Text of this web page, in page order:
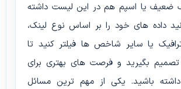
ضعیف یا اسپم هم در این لیست داشته
داده های خود را بر اساس نوع لینک،
ترافیک یا سایر شاخص ها فیلتر کنید تا
تصمیم بگیرید و فرصت های بهتری برای
باشید. یکی از مهم ترین مسائل